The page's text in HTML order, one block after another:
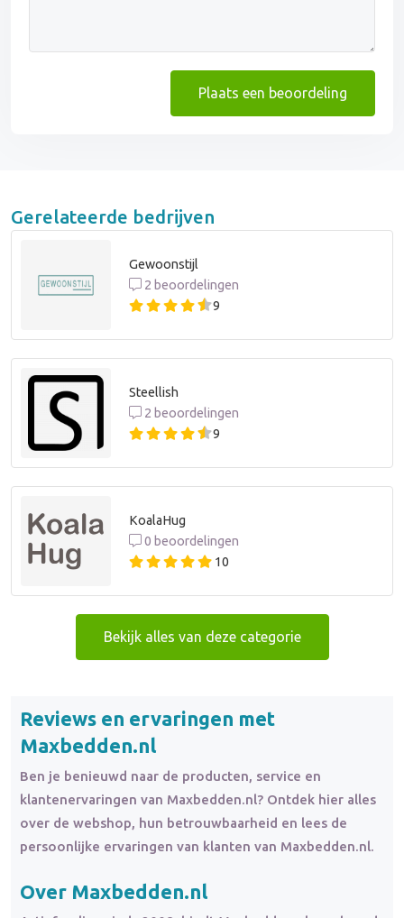
Plaats een beoordeling
Gerelateerde bedrijven
Gewoonstijl
2 beoordelingen
9
Steellish
2 beoordelingen
9
KoalaHug
0 beoordelingen
10
Bekijk alles van deze categorie
Reviews en ervaringen met
Maxbedden.nl
Ben je benieuwd naar de producten, service en
klantenervaringen van Maxbedden.nl? Ontdek hier alles
over de webshop, hun betrouwbaarheid en lees de
persoonlijke ervaringen van klanten van Maxbedden.nl.
Over Maxbedden.nl